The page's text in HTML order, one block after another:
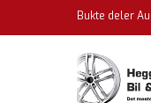
Bukte deler